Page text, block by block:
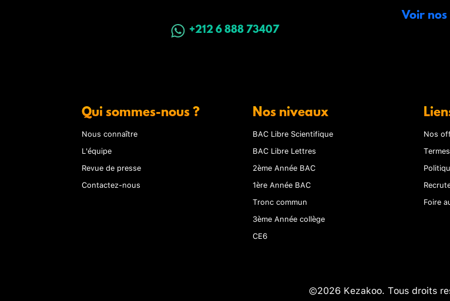
+212 6 888 73407
Voir
Qui sommes-nous ?
Nous connaître
L'équipe
Revue de presse
Contactez-nous
Nos niveaux
BAC Libre Scientifique
BAC Libre Lettres
2ème Année BAC
1ère Année BAC
Tronc commun
3ème Année collège
CE6
Nos
Foire
©2026 Kezakoo. Tous droits